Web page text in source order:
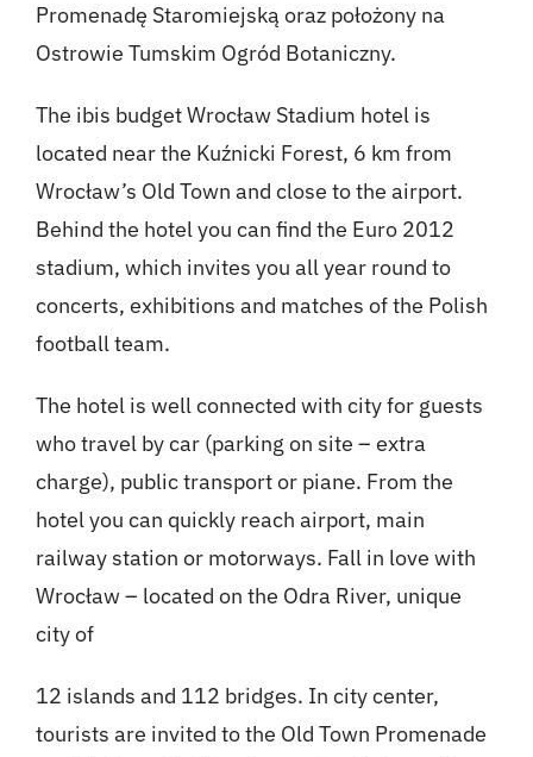
Promenadę Staromiejską oraz położony na
Ostrowie Tumskim Ogród Botaniczny.
The ibis budget Wrocław Stadium hotel is
located near the Kuźnicki Forest, 6 km from
Wrocław’s Old Town and close to the airport.
Behind the hotel you can find the Euro 2012
stadium, which invites you all year round to
concerts, exhibitions and matches of the Polish
football team.
The hotel is well connected with city for guests
who travel by car (parking on site – extra
charge), public transport or piane. From the
hotel you can quickly reach airport, main
railway station or motorways. Fall in love with
Wrocław – located on the Odra River, unique
city of
12 islands and 112 bridges. In city center,
tourists are invited to the Old Town Promenade